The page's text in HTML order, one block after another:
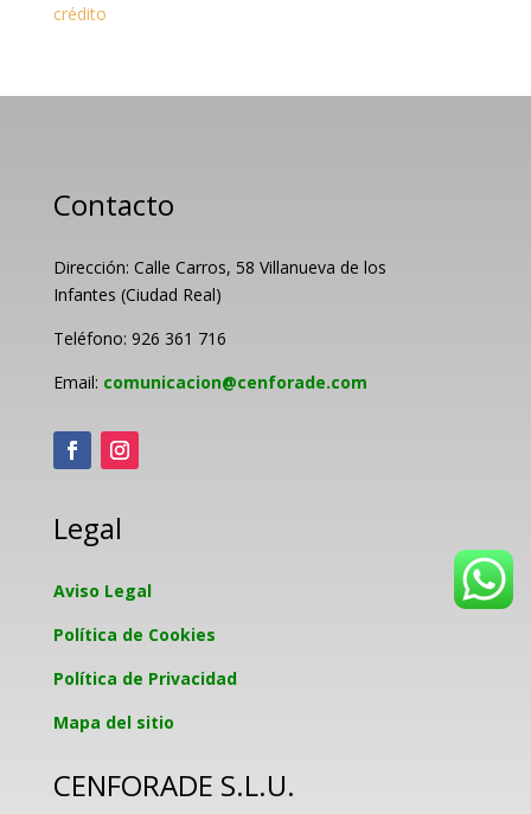
crédito
Contacto
Dirección: Calle Carros, 58 Villanueva de los
Infantes (Ciudad Real)
Teléfono: 926 361 716
Email: comunicacion@cenforade.com
Legal
Aviso Legal
Política de Cookies
Política de Privacidad
Mapa del sitio
CENFORADE S.L.U.